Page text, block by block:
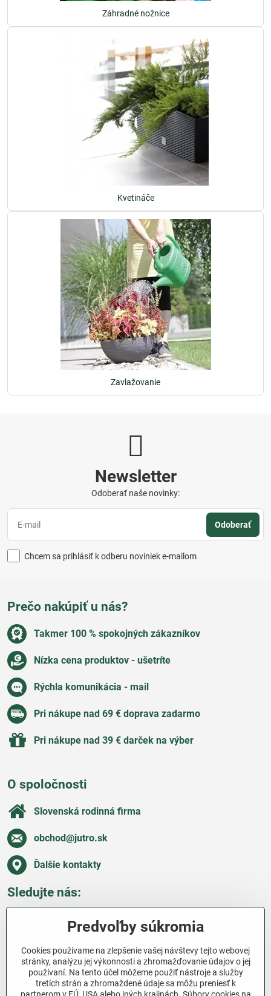
Záhradné nožnice
Kvetináče
Zavlažovanie
Newsletter
Odoberať naše novinky:
Odoberať
Chcem sa prihlásiť k odberu noviniek e-mailom
Prečo nakúpiť u nás?
Takmer 100 % spokojných zákazníkov
Nízka cena produktov - ušetríte
Rýchla komunikácia - mail
Pri nákupe nad 69 € doprava zadarmo
Pri nákupe nad 39 € darček na výber
O spoločnosti
Slovenská rodinná firma
obchod​@jutro​.sk
Ďalšie kontakty
Sledujte nás:
Všetko o nákupe
Ďakujeme za podporu
Predvoľby súkromia
Cookies používame na zlepšenie vašej návštevy tejto webovej
stránky, analýzu jej výkonnosti a zhromažďovanie údajov o jej
používaní. Na tento účel môžeme použiť nástroje a služby
tretích strán a zhromaždené údaje sa môžu preniesť k